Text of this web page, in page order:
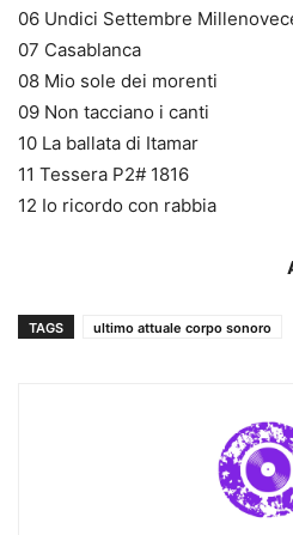
06 Undici Settembre
07 Casablanca
08 Mio sole dei morenti
09 Non tacciano i canti
10 La ballata di Itamar
11 Tessera P2# 1816
12 Io ricordo con rabbia
TAGS ultimo attuale corpo sonoro